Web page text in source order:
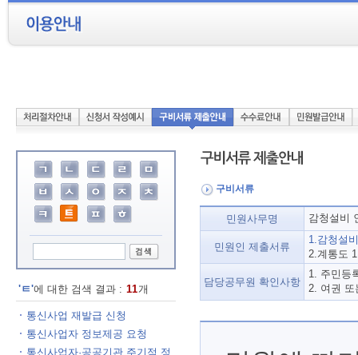
'ㅌ'에 대한 검색 결과 : 11개
통신사업 재발급 신청
통신사업자 정보제공 요청
통신사업자·공공기관 주기적 정
구비서류
민원사무명 감청설비
민원인 제출서류
1.감청설
2.계통도
담당공무원 확인사항
1. 주민등
2. 여권 또